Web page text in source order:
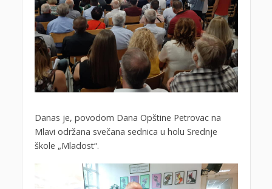
Danas je, povodom Dana Opštine Petrovac na
Mlavi održana svečana sednica u holu Srednje
škole „Mladost“.